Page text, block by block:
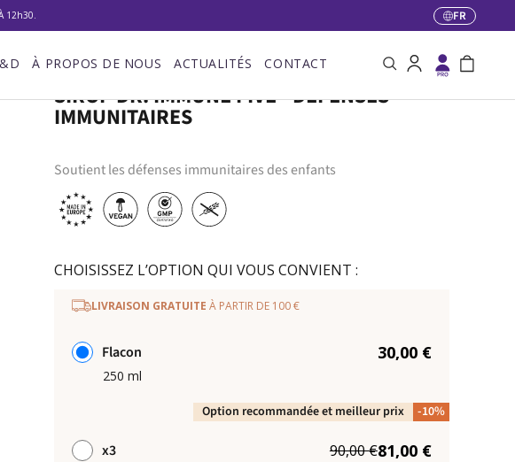
Langue
FR
RechercheSe connecterPanier
À PROPOS DE NOUS ACTUALITÉS CONTACT
SIROP DR. IMMUNE FIVE - DÉFENSES
IMMUNITAIRES
Soutient les défenses immunitaires des enfants
CHOISISSEZ L’OPTION QUI VOUS CONVIENT :
LIVRAISON GRATUITE À PARTIR DE 100 €
Flacon 30,00 €
250 ml
Option recommandée et meilleur prix -10%
x3 90,00 €81,00 €